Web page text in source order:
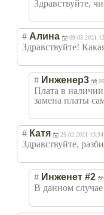
Здравствуйте,
# Алина 09.03.2021
Здравствуйте!
# Инженер3
Плата в наличии
замена платы
# Катя 25.02.2021 13:34
Здравствуйте,
# Инженет #2
В данном